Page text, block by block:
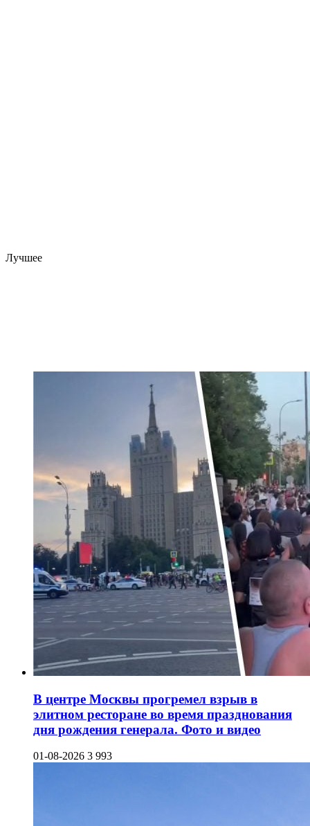
Лучшее
В центре Москвы прогремел взрыв в
элитном ресторане во время празднования
дня рождения генерала. Фото и видео
01-08-2026 3 993